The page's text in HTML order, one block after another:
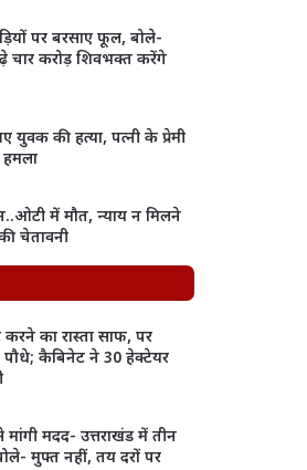
पर बरसाए फूल, बोले-
चार करोड़ शिवभक्त करेंगे
की हत्या, पत्नी के प्रेमी
हमला
में मौत, न्याय न मिलने
चेतावनी
करने का रास्ता साफ, पर
कैबिनेट ने 30 हेक्टेयर
मदद- उत्तराखंड में तीन
मुफ्त नहीं, तय दरों पर